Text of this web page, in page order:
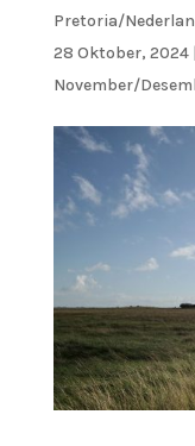
Pretoria/
28 Oktober, 2024|
November/